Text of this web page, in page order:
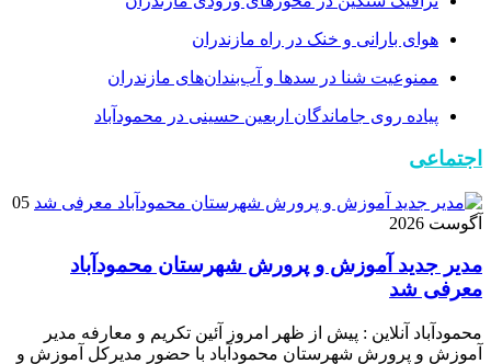
هوای بارانی و خنک در راه مازندران
ممنوعیت شنا در سدها و آب‌بندان‌‌های مازندران
پیاده روی جاماندگان اربعین حسینی در محمودآباد
اجتماعی
05
آگوست 2026
مدیر جدید آموزش و پرورش شهرستان محمودآباد
معرفی شد
محمودآباد آنلاین : پیش از ظهر امروز آئین تکریم و معارفه مدیر
آموزش و پرورش شهرستان محمودآباد با حضور مدیرکل آموزش و